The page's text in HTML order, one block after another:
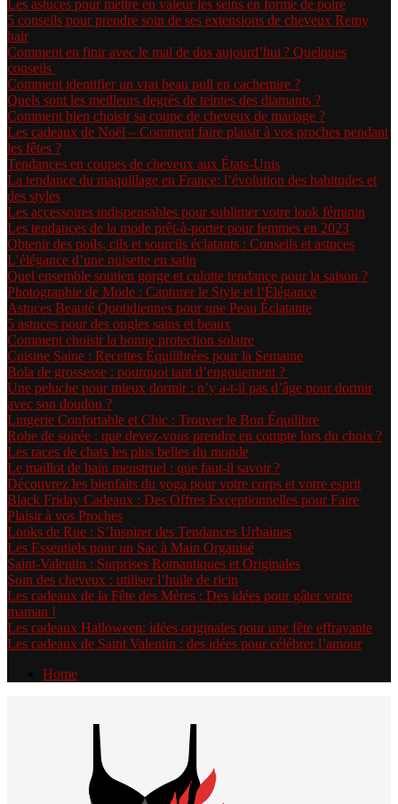
Les astuces pour mettre en valeur les seins en forme de poire
5 conseils pour prendre soin de ses extensions de cheveux Remy
hair
Comment en finir avec le mal de dos aujourd’hui ? Quelques
conseils
Comment identifier un vrai beau pull en cachemire ?
Quels sont les meilleurs degrés de teintes des diamants ?
Comment bien choisir sa coupe de cheveux de mariage ?
Les cadeaux de Noël – Comment faire plaisir à vos proches pendant
les fêtes ?
Tendances en coupes de cheveux aux États-Unis
La tendance du maquillage en France: l’évolution des habitudes et
des styles
Les accessoires indispensables pour sublimer votre look féminin
Les tendances de la mode prêt-à-porter pour femmes en 2023
Obtenir des poils, cils et sourcils éclatants : Conseils et astuces
L’élégance d’une nuisette en satin
Quel ensemble soutien gorge et culotte tendance pour la saison ?
Photographie de Mode : Capturer le Style et l’Élégance
Astuces Beauté Quotidiennes pour une Peau Éclatante
5 astuces pour des ongles sains et beaux
Comment choisir la bonne protection solaire
Cuisine Saine : Recettes Équilibrées pour la Semaine
Bola de grossesse : pourquoi tant d’engouement ?
Une peluche pour mieux dormir : n’y a-t-il pas d’âge pour dormir
avec son doudou ?
Lingerie Confortable et Chic : Trouver le Bon Équilibre
Robe de soirée : que devez-vous prendre en compte lors du choix ?
Les races de chats les plus belles du monde
Le maillot de bain menstruel : que faut-il savoir ?
Découvrez les bienfaits du yoga pour votre corps et votre esprit
Black Friday Cadeaux : Des Offres Exceptionnelles pour Faire
Plaisir à vos Proches
Looks de Rue : S’Inspirer des Tendances Urbaines
Les Essentiels pour un Sac à Main Organisé
Saint-Valentin : Surprises Romantiques et Originales
Soin des cheveux : utiliser l’huile de ricin
Les cadeaux de la Fête des Mères : Des idées pour gâter votre
maman !
Les cadeaux Halloween: idées originales pour une fête effrayante
Les cadeaux de Saint Valentin : des idées pour célébrer l’amour
Home